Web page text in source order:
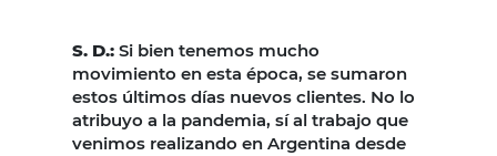
S. D.: Si bien tenemos mucho
movimiento en esta época, se sumaron
estos últimos días nuevos clientes. No lo
atribuyo a la pandemia, sí al trabajo que
venimos realizando en Argentina desde